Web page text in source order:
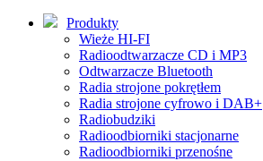
Produkty
Wieże HI-FI
Radioodtwarzacze CD i MP3
Odtwarzacze Bluetooth
Radia strojone pokrętłem
Radia strojone cyfrowo i DAB+
Radiobudziki
Radioodbiorniki stacjonarne
Radioodbiorniki przenośne